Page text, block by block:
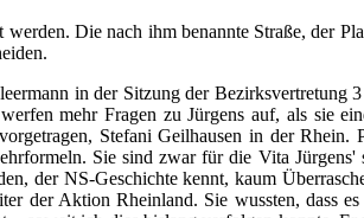
Die nach ihm benannte Straße, der
in der Sitzung der Bezirksvertretung
mehr Fragen zu Jürgens auf, als sie
Stefani Geilhausen in der
Sie sind zwar für die Vita
der NS-Geschichte kennt, kaum
der Aktion Rheinland. Sie wussten, dass